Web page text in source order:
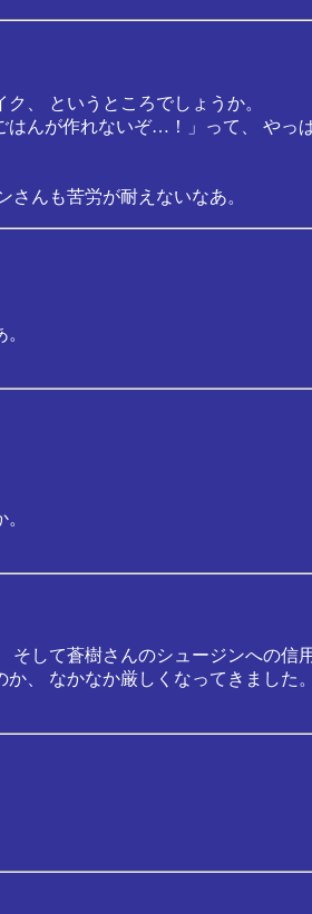
、 というところでしょうか。
んが作れないぞ…！」って、 やっ
んも苦労が耐えないなあ。
して蒼樹さんのシュージンへの信
、 なかなか厳しくなってきました